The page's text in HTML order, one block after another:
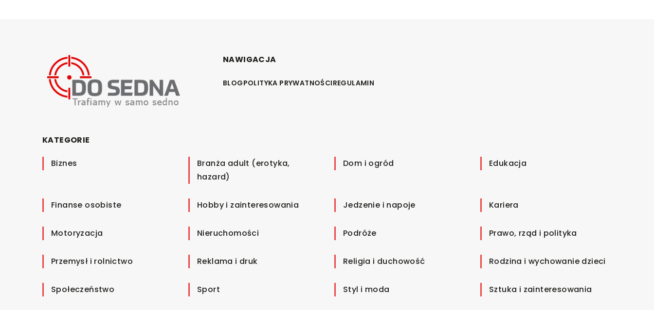
NAWIGACJA
BLOGPOLITYKA PRYWATNOŚCIREGULAMIN
KATEGORIE
Biznes
Branża adult (erotyka,
hazard)
Dom i ogród Edukacja
Finanse osobiste Hobby i zainteresowania Jedzenie i napoje Kariera
Motoryzacja Nieruchomości Podróże Prawo, rząd i polityka
Przemysł i rolnictwo Reklama i druk Religia i duchowość Rodzina i wychowanie dzieci
Społeczeństwo Sport Styl i moda Sztuka i zainteresowania